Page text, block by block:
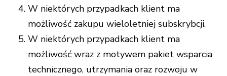
W niektórych przypadkach klient ma
możliwość zakupu wieloletniej subskrybcji.
W niektórych przypadkach klient ma
możliwość wraz z motywem pakiet wsparcia
technicznego, utrzymania oraz rozwoju w